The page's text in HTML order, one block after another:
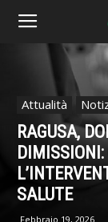
Attualità
RAGUSA,
DIMISSIONI:
SALUTE
Febbraio 19, 2026